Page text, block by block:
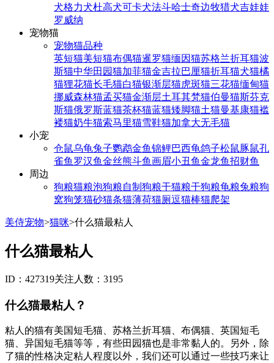
犬格力犬杜高犬可卡犬法斗哈士奇边牧猎犬吉娃娃
罗威纳
宠物猫
宠物猫品种
英短猫美短猫布偶猫暹罗猫缅因猫苏格兰折耳猫波
斯猫中华田园猫加菲猫金吉拉巴厘猫折耳猫犬猫橘
猫狸花猫长毛猫白猫银渐层猫虎斑猫三花猫缅甸猫
挪威森林猫孟买猫金渐层土耳其梵猫伯曼猫斯芬克
斯猫俄罗斯蓝猫茶杯猫蓝猫矮脚猫土猫曼基康猫褴
褛猫奶牛猫索马里猫雪鞋猫加拿大无毛猫
小宠
仓鼠乌龟兔子鹦鹉金鱼锦鲤巴西龟鸽子松鼠豚鼠孔
雀鱼 罗汉鱼金丝熊斗鱼画眉小丑鱼金龙鱼招财鱼
周边
狗粮猫粮泡狗粮自制狗粮干猫粮干狗粮龟粮兔粮狗
窝狗笼猫砂猫条猫薄荷猫厕逗猫棒猫爬架
美侍宠物>猫咪>什么猫最粘人
什么猫最粘人
ID：427319关注人数：3195
什么猫最粘人？
粘人的猫有美国短毛猫、苏格兰折耳猫、布偶猫、英国短毛
猫、异国短毛猫等等，有些田园猫也是非常黏人的。另外，除
了猫的性格决定粘人程度以外，我们还可以通过一些技巧来让